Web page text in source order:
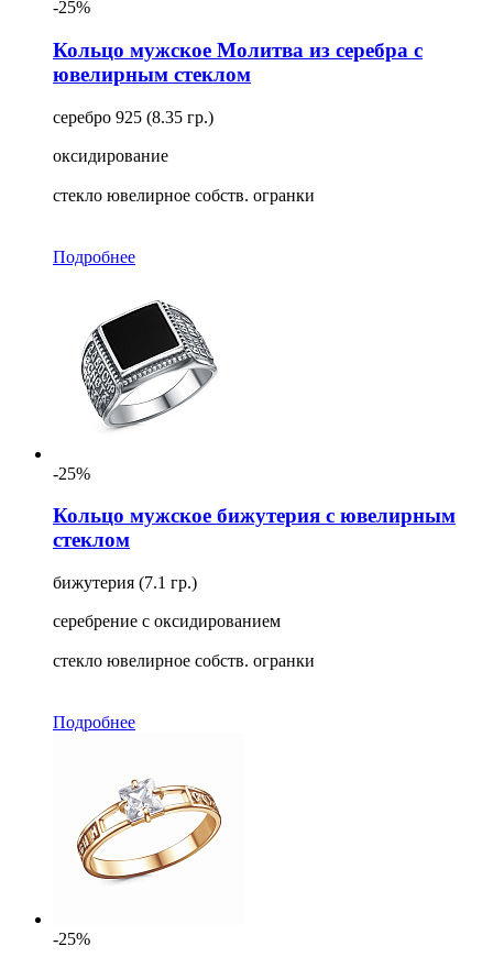
-25%
Кольцо мужское Молитва из серебра с
ювелирным стеклом
серебро 925 (8.35 гр.)
оксидирование
стекло ювелирное собств. огранки
Подробнее
-25%
Кольцо мужское бижутерия с ювелирным
стеклом
бижутерия (7.1 гр.)
серебрение с оксидированием
стекло ювелирное собств. огранки
Подробнее
-25%